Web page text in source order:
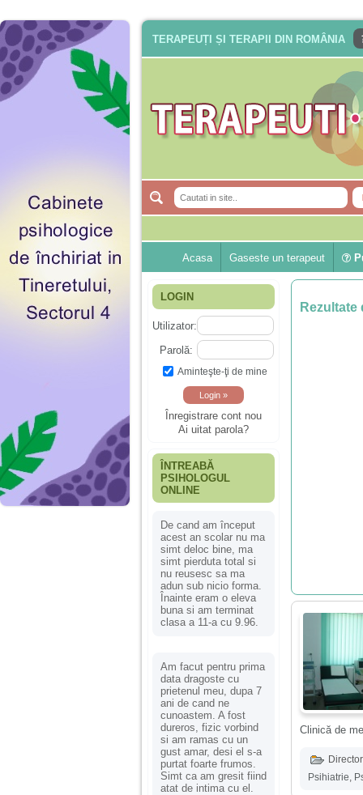
TERAPEUȚI ȘI TERAPII DIN ROMÂNIA
Acasa Gaseste un terapeut
LOGIN
Utilizator:
Parolă:
Aminteşte-ţi de mine
Înregistrare cont nou
Ai uitat parola?
ÎNTREABĂ
PSIHOLOGUL
ONLINE
De cand am început
acest an scolar nu ma
simt deloc bine, ma
simt pierduta total si
nu reusesc sa ma
adun sub nicio forma.
Înainte eram o eleva
buna si am terminat
clasa a 11-a cu 9.96.
Am facut pentru prima
data dragoste cu
prietenul meu, dupa 7
ani de cand ne
cunoastem. A fost
dureros, fizic vorbind
si am ramas cu un
gust amar, desi el s-a
purtat foarte frumos.
Simt ca am gresit fiind
atat de intima cu el.
Rezultate
Clinică de
Psihiatrie,